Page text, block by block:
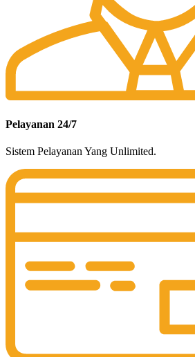
Pelayanan 24/7
Sistem Pelayanan Yang Unlimited.